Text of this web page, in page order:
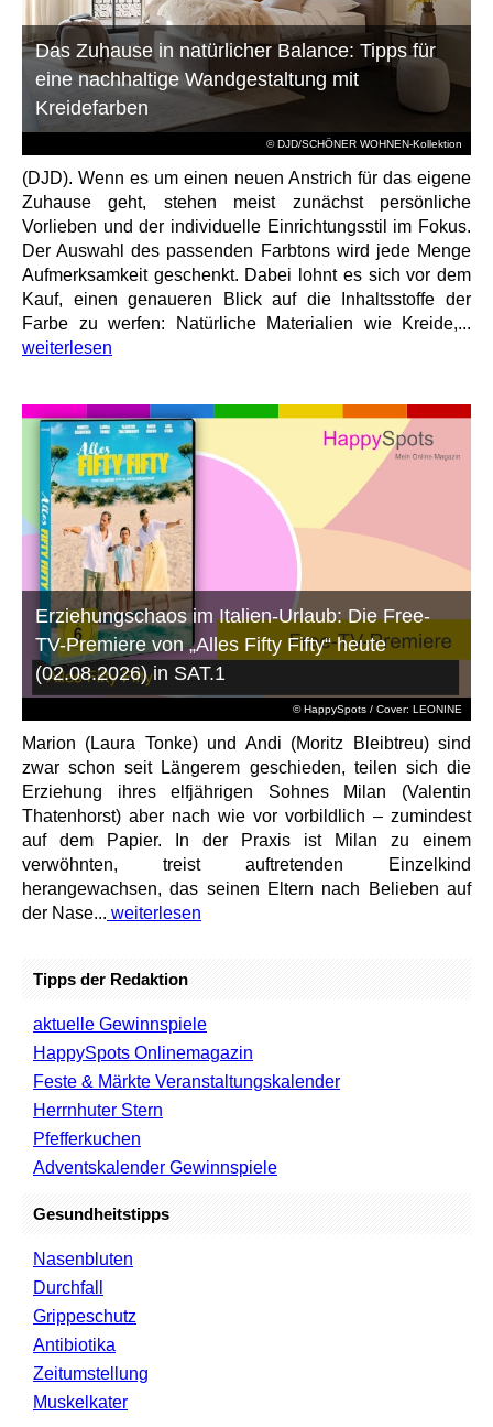
© DJD/SCHÖNER WOHNEN-Kollektion
Das Zuhause in natürlicher Balance: Tipps für
eine nachhaltige Wandgestaltung mit
Kreidefarben
(DJD). Wenn es um einen neuen Anstrich für das eigene
Zuhause geht, stehen meist zunächst persönliche
Vorlieben und der individuelle Einrichtungsstil im Fokus.
Der Auswahl des passenden Farbtons wird jede Menge
Aufmerksamkeit geschenkt. Dabei lohnt es sich vor dem
Kauf, einen genaueren Blick auf die Inhaltsstoffe der
Farbe zu werfen: Natürliche Materialien wie Kreide,...
weiterlesen
© HappySpots / Cover: LEONINE
Erziehungschaos im Italien-Urlaub: Die Free-
TV-Premiere von „Alles Fifty Fifty“ heute
(02.08.2026) in SAT.1
Marion (Laura Tonke) und Andi (Moritz Bleibtreu) sind
zwar schon seit Längerem geschieden, teilen sich die
Erziehung ihres elfjährigen Sohnes Milan (Valentin
Thatenhorst) aber nach wie vor vorbildlich – zumindest
auf dem Papier. In der Praxis ist Milan zu einem
verwöhnten, treist auftretenden Einzelkind
herangewachsen, das seinen Eltern nach Belieben auf
der Nase... weiterlesen
Tipps der Redaktion
aktuelle Gewinnspiele
HappySpots Onlinemagazin
Feste & Märkte Veranstaltungskalender
Herrnhuter Stern
Pfefferkuchen
Adventskalender Gewinnspiele
Gesundheitstipps
Nasenbluten
Durchfall
Grippeschutz
Antibiotika
Zeitumstellung
Muskelkater